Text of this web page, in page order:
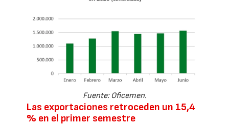
Fuente: Oficemen.
Las exportaciones retroceden un 15,4
% en el primer semestre